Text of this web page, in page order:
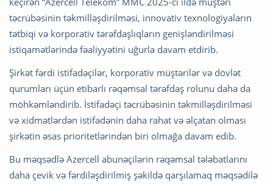
təcrübəsinin təkmilləşdirilməsi, innovativ texnologiyaların
tətbiqi və korporativ tərəfdaşlıqların genişləndirilməsi
istiqamətlərində fəaliyyətini uğurla davam etdirib.
Şirkət fərdi istifadəçilər, korporativ müştərilər və dövlət
qurumları üçün etibarlı rəqəmsal tərəfdaş rolunu daha da
möhkəmləndirib. İstifadəçi təcrübəsinin təkmilləşdirilməsi
və xidmətlərdən istifadənin daha rahat və əlçatan olması
şirkətin əsas prioritetlərindən biri olmağa davam edib.
Bu məqsədlə Azercell abunəçilərin rəqəmsal tələbatlarını
daha çevik və fərdiləşdirilmiş şəkildə qarşılamaq məqsədilə